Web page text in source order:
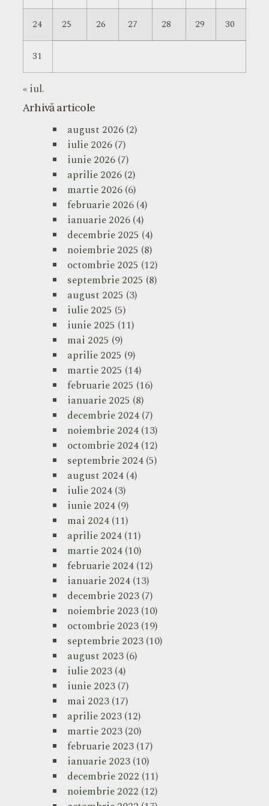
24 25 26 27 28 29 30
31
« iul.
Arhivă articole
august 2026(2)
iulie 2026(7)
iunie 2026(7)
aprilie 2026(2)
martie 2026(6)
februarie 2026(4)
ianuarie 2026(4)
decembrie 2025 (4)
noiembrie 2025 (8)
octombrie 2025 (12)
septembrie 2025 (8)
august 2025 (3)
iulie 2025 (5)
iunie 2025 (11)
mai 2025 (9)
aprilie 2025 (9)
martie 2025 (14)
februarie 2025 (16)
ianuarie 2025 (8)
decembrie 2024(7)
noiembrie 2024(13)
octombrie 2024(12)
septembrie 2024(5)
august 2024(4)
iulie 2024(3)
iunie 2024(9)
mai 2024(11)
aprilie 2024(11)
martie 2024(10)
februarie 2024(12)
ianuarie 2024(13)
decembrie 2023(7)
noiembrie 2023(10)
octombrie 2023(19)
septembrie 2023(10)
august 2023(6)
iulie 2023(4)
iunie 2023(7)
mai 2023(17)
aprilie 2023(12)
martie 2023(20)
februarie 2023(17)
ianuarie 2023(10)
decembrie 2022 (11)
noiembrie 2022 (12)